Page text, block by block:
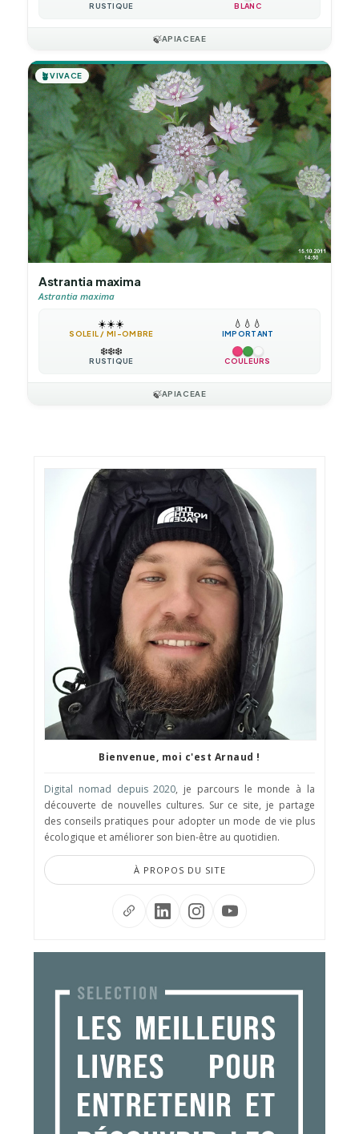
RUSTIQUE BLANC
🍃APIACEAE
🪴VIVACE
Astrantia maxima
Astrantia maxima
☀️☀️☀️
SOLEIL / MI-OMBRE
💧 💧 💧
IMPORTANT
❄️❄️❄️
RUSTIQUE COULEURS
🍃APIACEAE
Bienvenue, moi c'est Arnaud !
Digital nomad depuis 2020, je parcours le monde à la
découverte de nouvelles cultures. Sur ce site, je partage
des conseils pratiques pour adopter un mode de vie plus
écologique et améliorer son bien-être au quotidien.
À PROPOS DU SITE